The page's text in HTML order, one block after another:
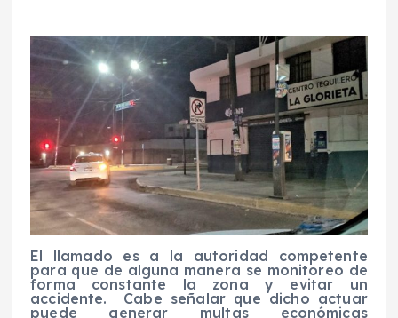
El llamado es a la autoridad competente
para que de alguna manera se monitoreo de
forma constante la zona y evitar un
accidente.
Cabe señalar que dicho actuar
puede generar multas económicas